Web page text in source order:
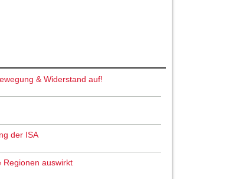
& Widerstand auf!
der ISA
Regionen auswirkt